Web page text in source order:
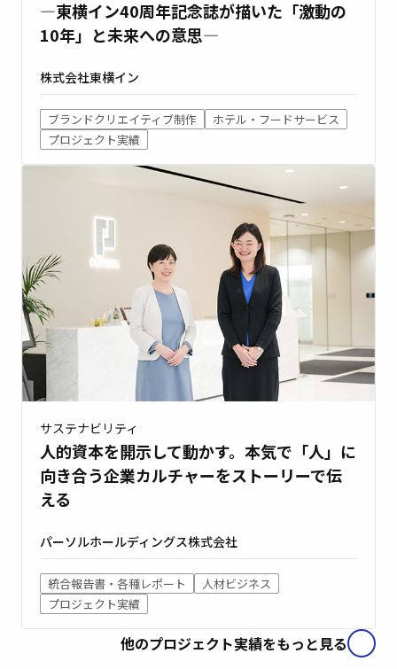
―東横イン40周年記念誌が描いた「激動の
10年」と未来への意思―
株式会社東横イン
ブランドクリエイティブ制作
ホテル・フードサービス
プロジェクト実績
サステナビリティ
人的資本を開示して動かす。本気で「人」に
向き合う企業カルチャーをストーリーで伝
える
パーソルホールディングス株式会社
統合報告書・各種レポート
人材ビジネス
プロジェクト実績
他のプロジェクト実績をもっと見る